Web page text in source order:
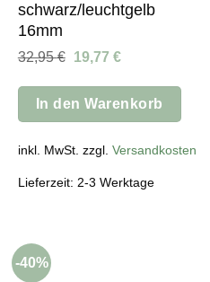
schwarz/leuchtgelb
16mm
32,95€
Ursprünglicher
war:
32,95 €
19,77 €Aktueller
ist:
19,77 €.
In den Warenkorb
inkl. MwSt. zzgl. Versandkosten
Lieferzeit: 2-3 Werktage
-40%